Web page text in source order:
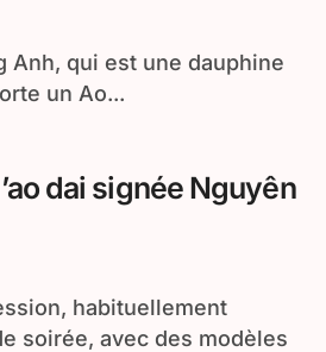
un Ao...
dai signée Nguyên
soirée, avec des modèles